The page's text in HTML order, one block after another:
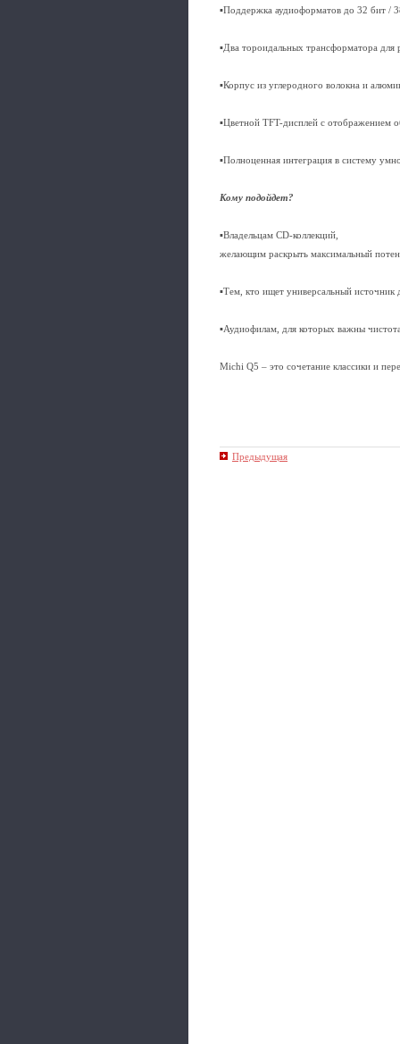
▪Поддержка аудиоформатов до 32 бит /
▪Два тороидальных трансформатора для
▪Корпус из углеродного волокна и
▪Цветной TFT-дисплей с отображением
▪Полноценная интеграция в систему
Кому подойдет?
▪Владельцам CD-коллекций,
желающим раскрыть максимальный
▪Тем, кто ищет универсальный источник
▪Аудиофилам, для которых важны
Michi Q5 – это сочетание классики и
Предыдущая